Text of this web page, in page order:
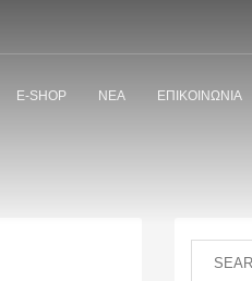
E-SHOP ΝΕΑ ΕΠΙΚΟΙΝΩΝΙΑ